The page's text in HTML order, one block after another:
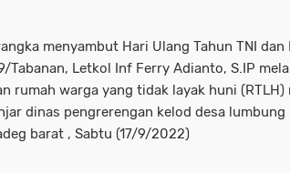
menyambut Hari Ulang Tahun TNI dan
Tabanan, Letkol Inf Ferry Adianto, S.IP
rumah warga yang tidak layak huni (RTLH)
dinas pengrerengan kelod desa lumbung
barat , Sabtu (17/9/2022)